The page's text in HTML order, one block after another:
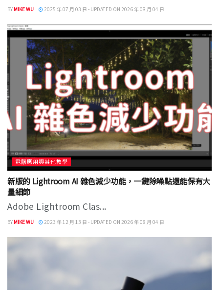
BY MIKE WU 2025 年 07 月 03 日 - UPDATED ON 2026 年 08 月 04 日
電腦應用與其他教學
新版的 Lightroom AI 雜色減少功能，一鍵除噪點還能保有大
量細節
Adobe Lightroom Clas...
BY MIKE WU 2023 年 12 月 13 日 - UPDATED ON 2026 年 08 月 04 日